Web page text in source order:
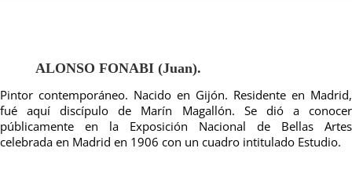
ALONSO FONABI (Juan).
Pintor contemporáneo. Nacido en Gijón. Residente en Madrid,
fué aquí discípulo de Marín Magallón. Se dió a conocer
públicamente en la Exposición Nacional de Bellas Artes
celebrada en Madrid en 1906 con un cuadro intitulado Estudio.